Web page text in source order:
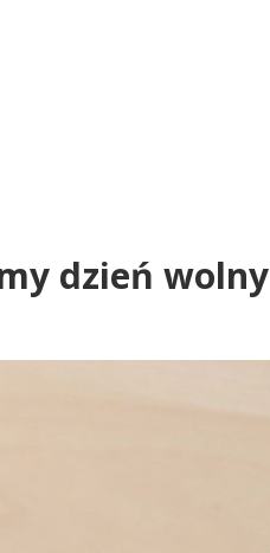
dzień wolny